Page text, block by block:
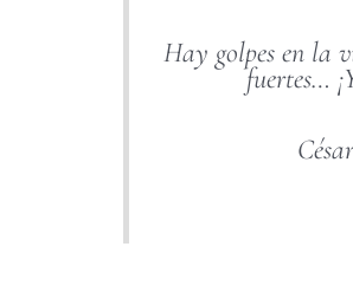
Hay golpes en la
fuertes…